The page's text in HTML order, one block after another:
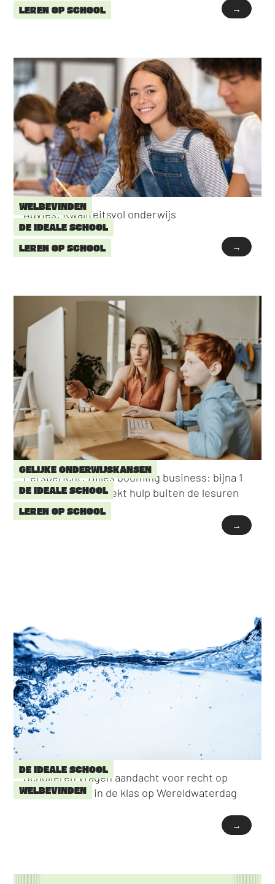
LEREN OP SCHOOL →
WELBEVINDEN
DE IDEALE SCHOOL
LEREN OP SCHOOL
Advies: Kwaliteitsvol onderwijs
→
GELIJKE ONDERWIJSKANSEN
DE IDEALE SCHOOL
LEREN OP SCHOOL
Persbericht: Bijles booming business: bijna 1
op 3 scholieren zoekt hulp buiten de lesuren
→
DE IDEALE SCHOOL
WELBEVINDEN
Scholieren vragen aandacht voor recht op
water drinken in de klas op Wereldwaterdag
→